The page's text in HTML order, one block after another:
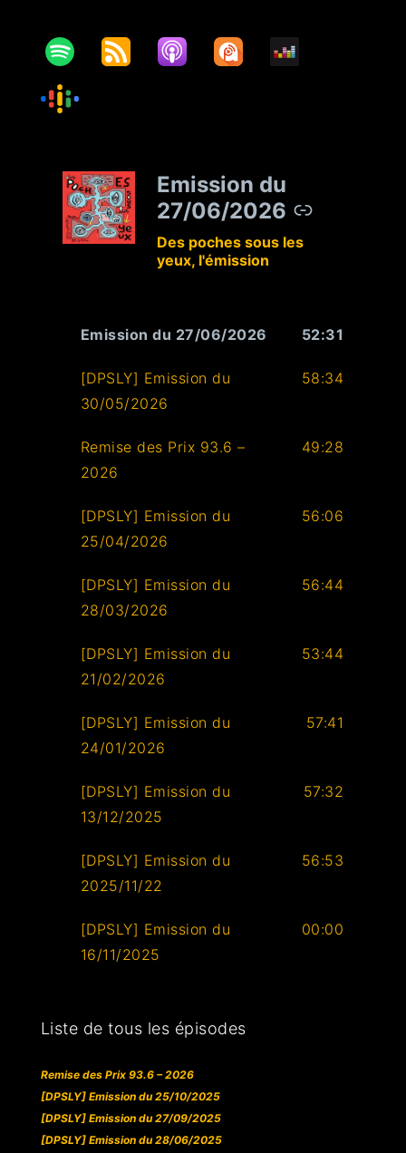
Emission du
27/06/2026
–
Des poches sous les
yeux, l'émission
Emission du 27/06/2026 52:31
[DPSLY] Emission du
30/05/2026
58:34
Remise des Prix 93.6 –
2026
49:28
[DPSLY] Emission du
25/04/2026
56:06
[DPSLY] Emission du
28/03/2026
56:44
[DPSLY] Emission du
21/02/2026
53:44
[DPSLY] Emission du
24/01/2026
57:41
[DPSLY] Emission du
13/12/2025
57:32
[DPSLY] Emission du
2025/11/22
56:53
[DPSLY] Emission du
16/11/2025
00:00
Liste de tous les épisodes
Remise des Prix 93.6 – 2026
[DPSLY] Emission du 25/10/2025
[DPSLY] Emission du 27/09/2025
[DPSLY] Emission du 28/06/2025